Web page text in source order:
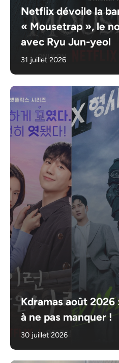
Netflix dévoile la
« Mousetrap », le
avec Ryu Jun-yeol
31 juillet 2026
Kdramas août
à ne pas manquer !
30 juillet 2026